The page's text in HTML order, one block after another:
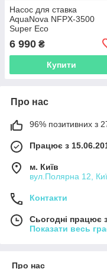
Насос для ставка
AquaNova NFPX-3500
Super Eco
6 990 ₴
Купити
Про нас
96% позитивних з 27
Працює з
м. Київ
вул.Полярна 12,
Контакти
Сьогодні працює
Показати весь
Про нас